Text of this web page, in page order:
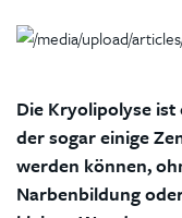
Die Kryolipolyse
der sogar einige
werden können,
Narbenbildung